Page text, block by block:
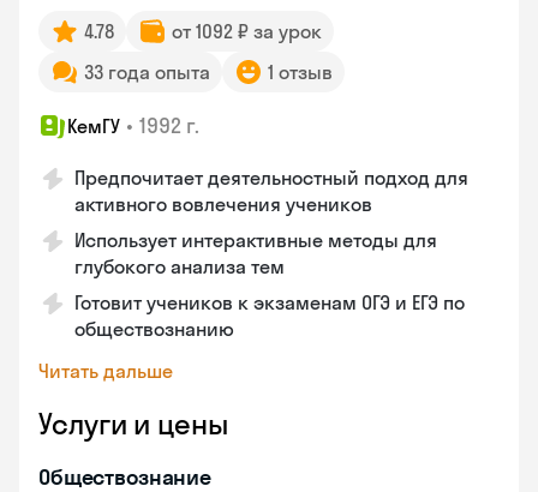
4.78
от 1092 ₽ за урок
33 года опыта
1 отзыв
КемГУ • 1992 г.
Предпочитает деятельностный подход для
активного вовлечения учеников
Использует интерактивные методы для
глубокого анализа тем
Готовит учеников к экзаменам ОГЭ и ЕГЭ по
обществознанию
Читать дальше
Услуги и цены
Обществознание